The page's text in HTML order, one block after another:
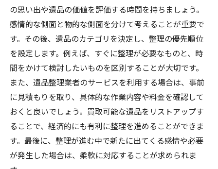
効率的な整理を実現するためのスケジュー
ル管理
買取サービスの利用とそのメリット
専門家に依頼する際の費用と見積もり
遺品整理後のアフターサポート
心の整理も考慮した遺品整理サービスの選び方
遺族の心情を理解するサービスの特徴
故人の思い出を大切にするためのアプロー
遺品整理会社の口コミと評判の確認方法
の思い出や遺品の価値を評価する時間を持ちましょう。
感情的な側面と物的な側面を分けて考えることが重要で
す。その後、遺品のカテゴリを決定し、整理の優先順位
を設定します。例えば、すぐに整理が必要なものと、時
間をかけて検討したいものを区別することが大切です。
また、遺品整理業者のサービスを利用する場合は、事前
に見積もりを取り、具体的な作業内容や料金を確認して
おくと良いでしょう。買取可能な遺品をリストアップす
ることで、経済的にも有利に整理を進めることができま
す。最後に、整理が進む中で新たに出てくる感情や必要
が発生した場合は、柔軟に対応することが求められま